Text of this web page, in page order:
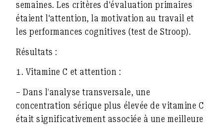
semaines. Les critères d'évaluation primaires
étaient l'attention, la motivation au travail et
les performances cognitives (test de Stroop).
Résultats :
1. Vitamine C et attention :
– Dans l’analyse transversale, une
concentration sérique plus élevée de vitamine C
était significativement associée à une meilleure